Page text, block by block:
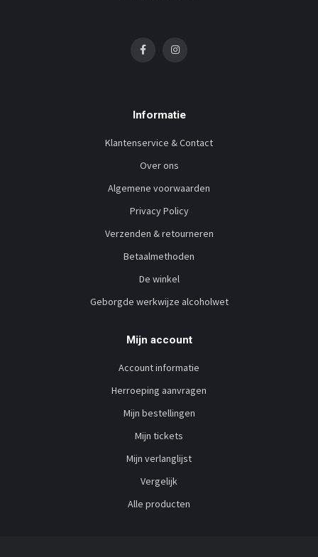
Informatie
Klantenservice & Contact
Over ons
Algemene voorwaarden
Privacy Policy
Verzenden & retourneren
Betaalmethoden
De winkel
Geborgde werkwijze alcoholwet
Mijn account
Account informatie
Herroeping aanvragen
Mijn bestellingen
Mijn tickets
Mijn verlanglijst
Vergelijk
Alle producten